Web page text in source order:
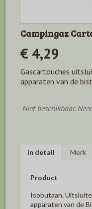
Campingaz
€ 4,29
Gascartouches
apparaten van de
Niet beschikbaar.
in detail Merk
Product
Isobutaan.
apparaten van de